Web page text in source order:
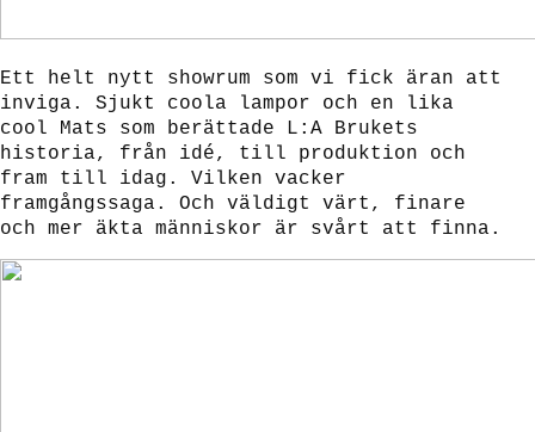
Ett helt nytt showrum som vi fick äran att
inviga. Sjukt coola lampor och en lika
cool Mats som berättade L:A Brukets
historia, från idé, till produktion och
fram till idag. Vilken vacker
framgångssaga. Och väldigt värt, finare
och mer äkta människor är svårt att finna.